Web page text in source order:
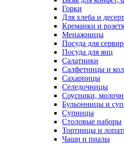
Горки
Для хлеба и
Креманки и
Менажницы
Посуда для
Посуда для яиц
Салатники
Салфетницы и
Сахарницы
Селедочницы
Соусники,
Бульонницы и
Супницы
Столовые наборы
Тортницы и
Чаши и пиалы